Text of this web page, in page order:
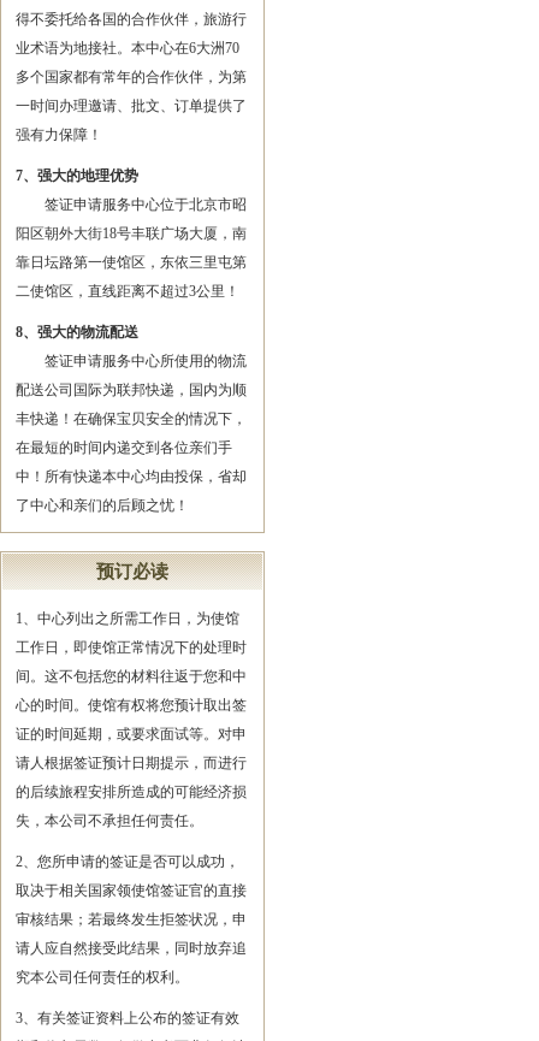
得不委托给各国的合作伙伴，旅游行
业术语为地接社。本中心在6大洲70
多个国家都有常年的合作伙伴，为第
一时间办理邀请、批文、订单提供了
强有力保障！
7、强大的地理优势
签证申请服务中心位于北京市昭
阳区朝外大街18号丰联广场大厦，南
靠日坛路第一使馆区，东依三里屯第
二使馆区，直线距离不超过3公里！
8、强大的物流配送
签证申请服务中心所使用的物流
配送公司国际为联邦快递，国内为顺
丰快递！在确保宝贝安全的情况下，
在最短的时间内递交到各位亲们手
中！所有快递本中心均由投保，省却
了中心和亲们的后顾之忧！
预订必读
1、中心列出之所需工作日，为使馆
工作日，即使馆正常情况下的处理时
间。这不包括您的材料往返于您和中
心的时间。使馆有权将您预计取出签
证的时间延期，或要求面试等。对申
请人根据签证预计日期提示，而进行
的后续旅程安排所造成的可能经济损
失，本公司不承担任何责任。
2、您所申请的签证是否可以成功，
取决于相关国家领使馆签证官的直接
审核结果；若最终发生拒签状况，申
请人应自然接受此结果，同时放弃追
究本公司任何责任的权利。
3、有关签证资料上公布的签证有效